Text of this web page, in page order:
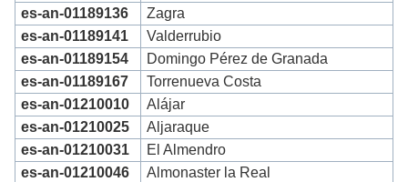
es-an-01189136
Zagra
es-an-01189141
Valderrubio
es-an-01189154
Domingo Pérez de Granada
es-an-01189167
Torrenueva Costa
es-an-01210010
Alájar
es-an-01210025
Aljaraque
es-an-01210031
El Almendro
es-an-01210046
Almonaster la Real